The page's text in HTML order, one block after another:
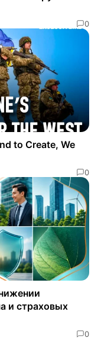
0
to Create, We
0
и страховых
0